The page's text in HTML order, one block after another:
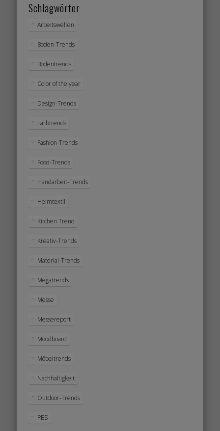
Schlagwörter
Arbeitswelten
Boden-Trends
Bodentrends
Color of the year
Design-Trends
Farbtrends
Fashion-Trends
Food-Trends
Handarbeit-Trends
Heimtextil
Kitchen Trend
Kreativ-Trends
Material-Trends
Megatrends
Messe
Messereport
Moodboard
Möbeltrends
Nachhaltigkeit
Outdoor-Trends
PBS